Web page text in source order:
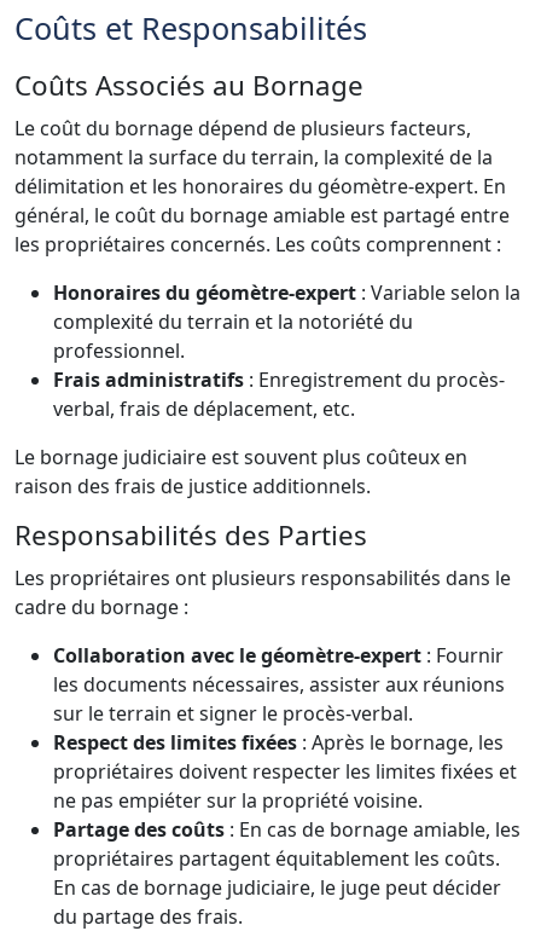
Coûts et Responsabilités
Coûts Associés au Bornage
Le coût du bornage dépend de plusieurs facteurs,
notamment la surface du terrain, la complexité de la
délimitation et les honoraires du géomètre-expert. En
général, le coût du bornage amiable est partagé entre
les propriétaires concernés. Les coûts comprennent :
Honoraires du géomètre-expert : Variable selon la
complexité du terrain et la notoriété du
professionnel.
Frais administratifs : Enregistrement du procès-
verbal, frais de déplacement, etc.
Le bornage judiciaire est souvent plus coûteux en
raison des frais de justice additionnels.
Responsabilités des Parties
Les propriétaires ont plusieurs responsabilités dans le
cadre du bornage :
Collaboration avec le géomètre-expert : Fournir
les documents nécessaires, assister aux réunions
sur le terrain et signer le procès-verbal.
Respect des limites fixées : Après le bornage, les
propriétaires doivent respecter les limites fixées et
ne pas empiéter sur la propriété voisine.
Partage des coûts : En cas de bornage amiable, les
propriétaires partagent équitablement les coûts.
En cas de bornage judiciaire, le juge peut décider
du partage des frais.